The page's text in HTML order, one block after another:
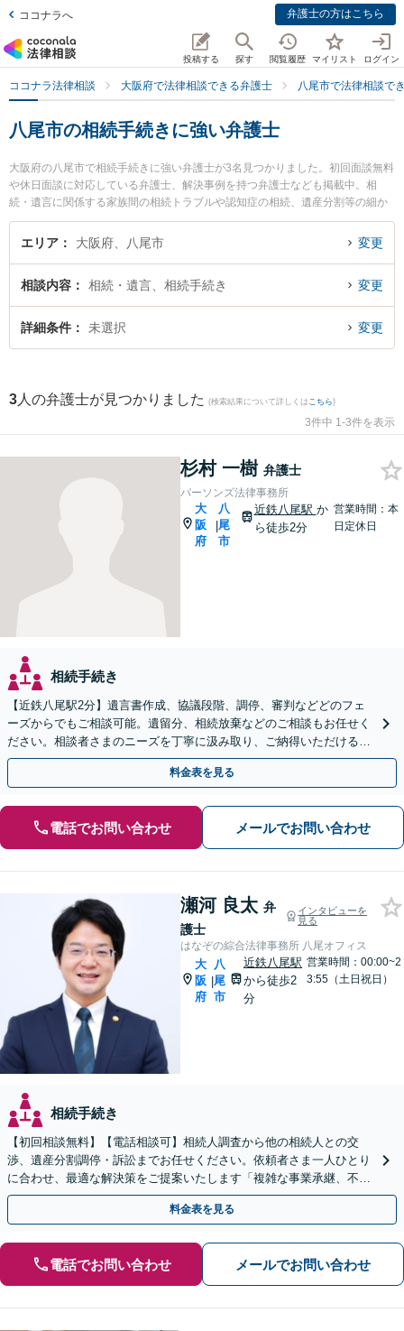
ココナラへ 弁護士の方はこちら
投稿する 探す 閲覧履歴 マイリスト ログイン
ココナラ法律相談 大阪府で法律相談できる弁護士 八尾市で法律相談で
八尾市の相続手続きに強い弁護士
大阪府の八尾市で相続手続きに強い弁護士が3名見つかりました。初回面談無料
や休日面談に対応している弁護士、解決事例を持つ弁護士なども掲載中。相
続・遺言に関係する家族間の相続トラブルや認知症の相続、遺産分割等の細か
な分野での絞り込み検索もでき便利です。特にパーソンズ法律事務所の杉村 一
樹弁護士やはなぞの綜合法律事務所 八尾オフィスの瀬河 良太弁護士、河原綜合
すぐに弁護士に相談したい』『相続手続きのトラブル解決の実績豊富な近くの
弁護士を検索したい』『初回相談無料で相続手続きを法律相談できる八尾市内
の弁護士に相談予約したい』などでお困りの相談者さんにおすすめです。
エリア 大阪府、八尾市 変更
相談内容 相続・遺言、相続手続き 変更
詳細条件 未選択 変更
3 人の弁護士が見つかりました (検索結果について詳しくは こちら)
3件中 1-3件を表示
杉村 一樹 弁護士
パーソンズ法律事務所
大
阪
府
|
八
尾
市
近鉄八尾駅 か
ら徒歩2分
営業時間：本
日定休日
相続手続き
【近鉄八尾駅2分】遺言書作成、協議段階、調停、審判などどのフェ
ーズからでもご相談可能。遺留分、相続放棄などのご相談もお任せく
ださい。相談者さまのニーズを丁寧に汲み取り、ご納得いただける解
決を実現できるよう尽力します【夜間・休日相談OK】
料金表を見る
電話でお問い合わせ メールでお問い合わせ
瀬河 良太 弁
護士
インタビューを
見る
はなぞの綜合法律事務所 八尾オフィス
大
阪
府
|
八
尾
市
近鉄八尾駅
から徒歩2
分
営業時間：00:00~2
3:55（土日祝日）
相続手続き
【初回相談無料】【電話相談可】相続人調査から他の相続人との交
渉、遺産分割調停・訴訟までお任せください。依頼者さま一人ひとり
に合わせ、最適な解決策をご提案いたします「複雑な事業承継、不動
産相続などにも対応」【完全個室対応】【休日・夜間相談可】
料金表を見る
電話でお問い合わせ メールでお問い合わせ